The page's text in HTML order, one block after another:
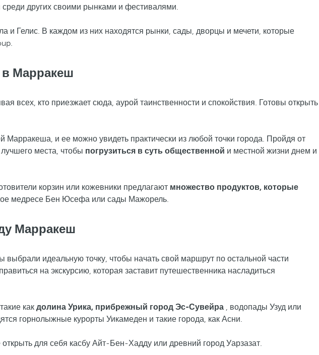
других своими рынками и фестивалями.
Гелис. В каждом из них находятся рынки, сады, дворцы и мечети, которые
Марракеш
всех, кто приезжает сюда, аурой таинственности и спокойствия. Готовы открыть
и ее можно увидеть практически из любой точки города. Пройдя от
места, чтобы погрузиться в суть общественной и местной жизни днем и
корзин или кожевники предлагают множество продуктов, которые
медресе Бен Юсефа или сады Мажорель.
Марракеш
идеальную точку, чтобы начать свой маршрут по остальной части
на экскурсию, которая заставит путешественника насладиться
как долина Урика, прибрежный город Эс-Сувейра , водопады Узуд или
горнолыжные курорты Уикамеден и такие города, как Асни.
для себя касбу Айт-Бен-Хадду или древний город Уарзазат.